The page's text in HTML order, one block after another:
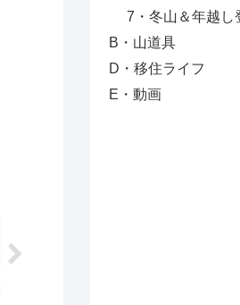
7・冬山＆年越し
B・山道具
D・移住ライフ
E・動画